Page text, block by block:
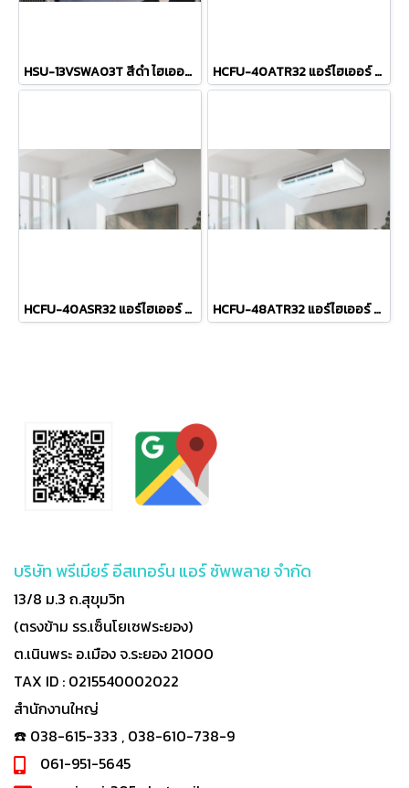
HSU-13VSWA03T สีดำ ไฮเออร์ HAIER แบบติดผนัง รุ่น UV Cool Premium VSWA Series Inverter R-32 ขนาด 13,300BTU เบอร์5/5ดาว รีโมทไร้สาย 2026 HCFU-40ATR32 แอร์ไฮเออร์ HAIER แบบแขวนใต้ฝ้า ตั้งได้/แขวนได้ รุ่น SUPER AIR Ceiling Type Fixed Speed R-32 ขนาด 40,944BTU#5⭐ ระบบไฟ 380V รีโมทไร้สาย R-32 (เฉพาะเครื่อง)
HCFU-40ASR32 แอร์ไฮเออร์ HAIER แบบแขวนใต้ฝ้า ตั้งได้/แขวนได้ รุ่น SUPER AIR Ceiling Type Fixed Speed R-32 ขนาด 40,913BTU#5 รีโมทไร้สาย R-32 (เฉพาะเครื่อง) HCFU-48ATR32 แอร์ไฮเออร์ HAIER แบบแขวนใต้ฝ้า ตั้งได้/แขวนได้ รุ่น SUPER AIR Ceiling Type Fixed Speed R-32 ขนาด 48,529BTU#5⭐ ระบบไฟ 380V รีโมทไร้สาย R-32 (เฉพาะเครื่อง)
บริษัท พรีเมียร์ อีสเทอร์น แอร์ ซัพพลาย จำกัด
13/8 ม.3 ถ.สุขุมวิท
(ตรงข้าม รร.เซ็นโยเซฟระยอง)
ต.เนินพระ อ.เมือง จ.ระยอง 21000
TAX ID : 0215540002022
สำนักงานใหญ่
☎️ 038-615-333 , 038-610-738-9
061-951-5645